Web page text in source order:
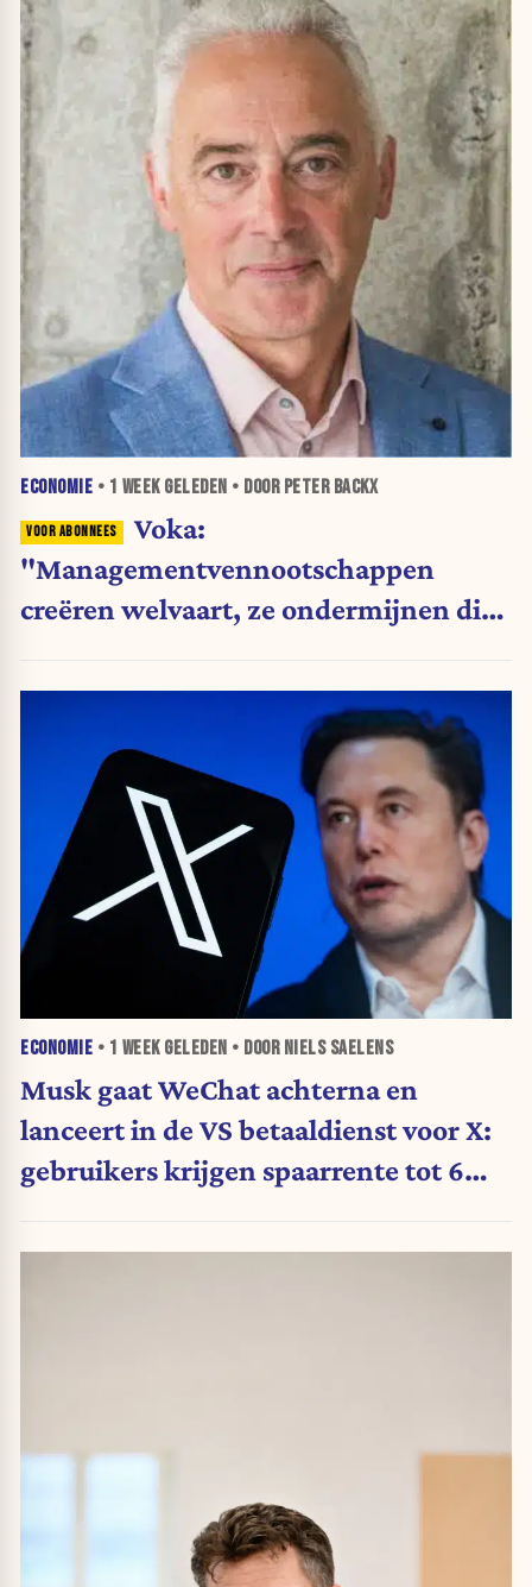
ECONOMIE • 1 WEEKGELEDEN • DOOR PETER BACKX
Voka:
"Managementvennootschappen
creëren welvaart, ze ondermijnen die
ECONOMIE • 1 WEEKGELEDEN • DOOR NIELS SAELENS
Musk gaat WeChat achterna en
lanceert in de VS betaaldienst voor X:
gebruikers krijgen spaarrente tot 6